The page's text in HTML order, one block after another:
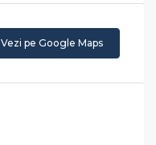
Vezi pe Google Maps